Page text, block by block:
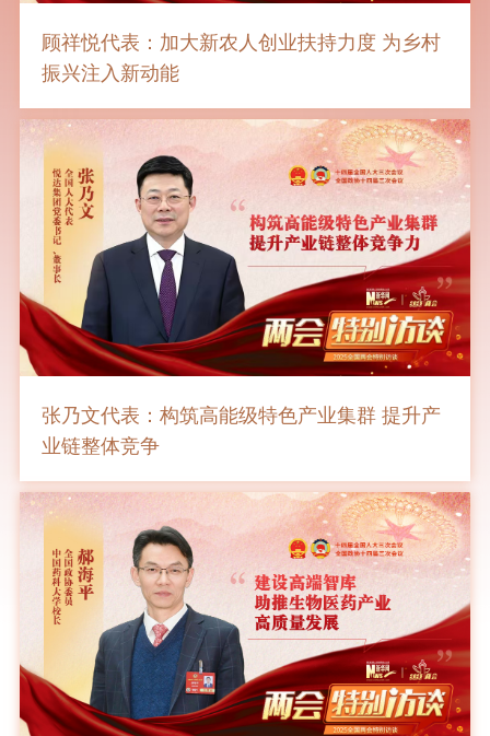
顾祥悦代表：加大新农人创业扶持力度 为乡村
振兴注入新动能
张乃文代表：构筑高能级特色产业集群 提升产
业链整体竞争